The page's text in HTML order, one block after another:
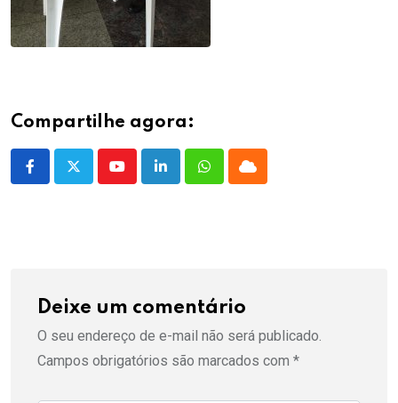
Compartilhe agora:
YoutubeLinkedInWhatsappCloud
Deixe um comentário
O seu endereço de e-mail não será publicado.
Campos obrigatórios são marcados com *